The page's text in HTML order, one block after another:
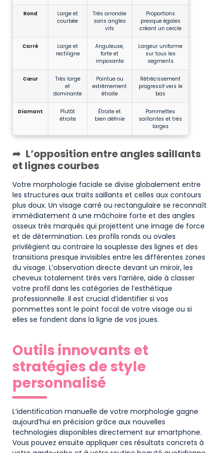
Rond
Large et
courbée
Très arrondie
sans angles
vifs
Proportions
presque égales
créant un cercle
Carré
Large et
rectiligne
Anguleuse,
forte et
imposante
Largeur uniforme
sur tous les
segments
Cœur
Très large
et
dominante
Pointue ou
extrêmement
étroite
Rétrécissement
progressif vers le
bas
Diamant
Plutôt
étroite
Étroite et
bien définie
Pommettes
saillantes et très
larges
L’opposition entre angles saillants
et lignes courbes
Votre morphologie faciale se divise globalement entre
les structures aux traits saillants et celles aux contours
plus doux. Un visage carré ou rectangulaire se reconnaît
immédiatement à une mâchoire forte et des angles
osseux très marqués qui projettent une image de force
et de détermination. Les profils ronds ou ovales
privilégient au contraire la souplesse des lignes et des
transitions presque invisibles entre les différentes zones
du visage. L’observation directe devant un miroir, les
cheveux totalement tirés vers l’arrière, aide à classer
votre profil dans les catégories de l’esthétique
professionnelle. Il est crucial d’identifier si vos
pommettes sont le point focal de votre visage ou si
elles se fondent dans la ligne de vos joues.
Outils innovants et
stratégies de style
personnalisé
L’identification manuelle de votre morphologie gagne
aujourd’hui en précision grâce aux nouvelles
technologies disponibles directement sur smartphone.
Vous pouvez ensuite appliquer ces résultats concrets à